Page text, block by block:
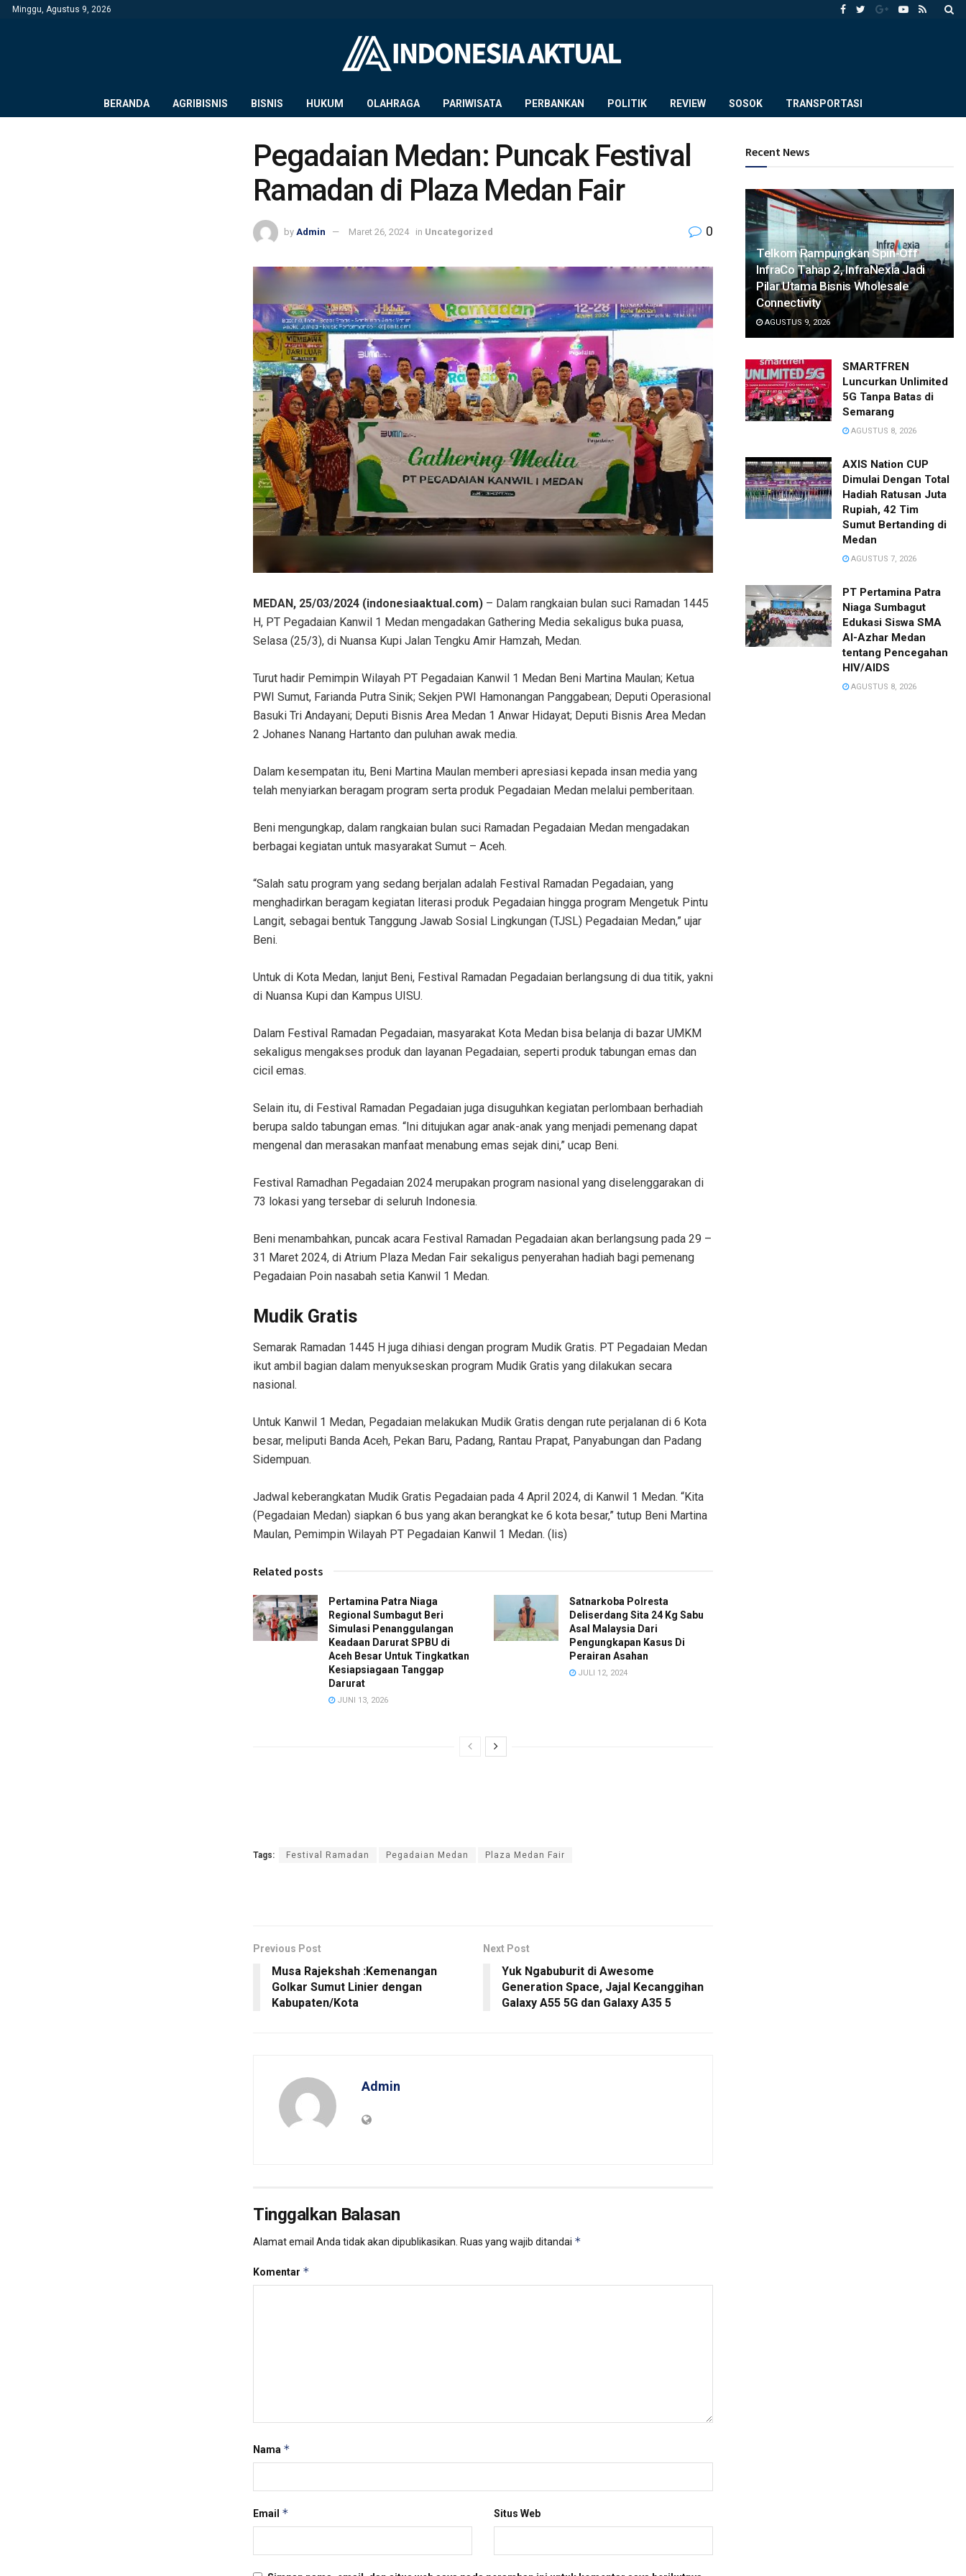
Minggu, Agustus 9, 2026
BERANDA AGRIBISNIS BISNIS HUKUM OLAHRAGA PARIWISATA PERBANKAN POLITIK REVIEW SOSOK TRANSPORTASI
Pegadaian Medan: Puncak Festival
Ramadan di Plaza Medan Fair
by Admin Maret 26, 2024 in Uncategorized 0
MEDAN, 25/03/2024 (indonesiaaktual.com) – Dalam rangkaian bulan suci Ramadan 1445
H, PT Pegadaian Kanwil 1 Medan mengadakan Gathering Media sekaligus buka puasa,
Selasa (25/3), di Nuansa Kupi Jalan Tengku Amir Hamzah, Medan.
Turut hadir Pemimpin Wilayah PT Pegadaian Kanwil 1 Medan Beni Martina Maulan; Ketua
PWI Sumut, Farianda Putra Sinik; Sekjen PWI Hamonangan Panggabean; Deputi Operasional
Basuki Tri Andayani; Deputi Bisnis Area Medan 1 Anwar Hidayat; Deputi Bisnis Area Medan
2 Johanes Nanang Hartanto dan puluhan awak media.
Dalam kesempatan itu, Beni Martina Maulan memberi apresiasi kepada insan media yang
telah menyiarkan beragam program serta produk Pegadaian Medan melalui pemberitaan.
Beni mengungkap, dalam rangkaian bulan suci Ramadan Pegadaian Medan mengadakan
berbagai kegiatan untuk masyarakat Sumut – Aceh.
“Salah satu program yang sedang berjalan adalah Festival Ramadan Pegadaian, yang
menghadirkan beragam kegiatan literasi produk Pegadaian hingga program Mengetuk Pintu
Langit, sebagai bentuk Tanggung Jawab Sosial Lingkungan (TJSL) Pegadaian Medan,” ujar
Beni.
Untuk di Kota Medan, lanjut Beni, Festival Ramadan Pegadaian berlangsung di dua titik, yakni
di Nuansa Kupi dan Kampus UISU.
Dalam Festival Ramadan Pegadaian, masyarakat Kota Medan bisa belanja di bazar UMKM
sekaligus mengakses produk dan layanan Pegadaian, seperti produk tabungan emas dan
cicil emas.
Selain itu, di Festival Ramadan Pegadaian juga disuguhkan kegiatan perlombaan berhadiah
berupa saldo tabungan emas. “Ini ditujukan agar anak-anak yang menjadi pemenang dapat
mengenal dan merasakan manfaat menabung emas sejak dini,” ucap Beni.
Festival Ramadhan Pegadaian 2024 merupakan program nasional yang diselenggarakan di
73 lokasi yang tersebar di seluruh Indonesia.
Beni menambahkan, puncak acara Festival Ramadan Pegadaian akan berlangsung pada 29 –
31 Maret 2024, di Atrium Plaza Medan Fair sekaligus penyerahan hadiah bagi pemenang
Pegadaian Poin nasabah setia Kanwil 1 Medan.
Mudik Gratis
Semarak Ramadan 1445 H juga dihiasi dengan program Mudik Gratis. PT Pegadaian Medan
ikut ambil bagian dalam menyukseskan program Mudik Gratis yang dilakukan secara
nasional.
Untuk Kanwil 1 Medan, Pegadaian melakukan Mudik Gratis dengan rute perjalanan di 6 Kota
besar, meliputi Banda Aceh, Pekan Baru, Padang, Rantau Prapat, Panyabungan dan Padang
Sidempuan.
Jadwal keberangkatan Mudik Gratis Pegadaian pada 4 April 2024, di Kanwil 1 Medan. “Kita
(Pegadaian Medan) siapkan 6 bus yang akan berangkat ke 6 kota besar,” tutup Beni Martina
Maulan, Pemimpin Wilayah PT Pegadaian Kanwil 1 Medan. (lis)
Related posts
Pertamina Patra Niaga
Regional Sumbagut Beri
Simulasi Penanggulangan
Keadaan Darurat SPBU di
Aceh Besar Untuk Tingkatkan
Kesiapsiagaan Tanggap
Darurat
JUNI 13, 2026
Satnarkoba Polresta
Deliserdang Sita 24 Kg Sabu
Asal Malaysia Dari
Pengungkapan Kasus Di
Perairan Asahan
JULI 12, 2024
Tags: Festival Ramadan Pegadaian Medan Plaza Medan Fair
Previous Post
Musa Rajekshah :Kemenangan
Golkar Sumut Linier dengan
Kabupaten/Kota
Next Post
Yuk Ngabuburit di Awesome
Generation Space, Jajal Kecanggihan
Galaxy A55 5G dan Galaxy A35 5
Admin
Tinggalkan Balasan
Alamat email Anda tidak akan dipublikasikan. Ruas yang wajib ditandai *
Komentar *
Nama *
Email * Situs Web
Recent News
Telkom Rampungkan Spin-Off
InfraCo Tahap 2, InfraNexia Jadi
Pilar Utama Bisnis Wholesale
Connectivity
AGUSTUS 9, 2026
SMARTFREN
Luncurkan Unlimited
5G Tanpa Batas di
Semarang
AGUSTUS 8, 2026
AXIS Nation CUP
Dimulai Dengan Total
Hadiah Ratusan Juta
Rupiah, 42 Tim
Sumut Bertanding di
Medan
AGUSTUS 7, 2026
PT Pertamina Patra
Niaga Sumbagut
Edukasi Siswa SMA
Al-Azhar Medan
tentang Pencegahan
HIV/AIDS
AGUSTUS 8, 2026